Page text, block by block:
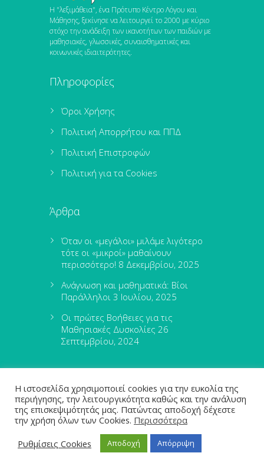
Η "λεξιμάθεια", ένα Πρότυπο Κέντρο Λόγου και
Μάθησης, ξεκίνησε να λειτουργεί το 2000 με κύριο
στόχο την ανάδειξη των ικανοτήτων των παιδιών με
μαθησιακές, γλωσσικές, συναισθηματικές και
κοινωνικές ιδιαιτερότητες.
Πληροφορίες
Όροι Χρήσης
Πολιτική Απορρήτου και ΠΠΔ
Πολιτική Επιστροφών
Πολιτική για τα Cookies
Άρθρα
Όταν οι «μεγάλοι» μιλάμε λιγότερο
τότε οι «μικροί» μαθαίνουν
περισσότερο! 8 Δεκεμβρίου, 2025
Ανάγνωση και μαθηματικά: Βίοι
Παράλληλοι 3 Ιουλίου, 2025
Οι πρώτες Βοήθειες για τις
Μαθησιακές Δυσκολίες 26
Σεπτεμβρίου, 2024
leximathia.gr © 2024
Η ιστοσελίδα χρησιμοποιεί cookies για την ευκολία της
περιήγησης, την λειτουργικότητα καθώς και την ανάλυση
της επισκεψιμότητάς μας. Πατώντας αποδοχή δέχεστε
την χρήση όλων των Cookies. Περισσότερα
Ρυθμίσεις Cookies
Αποδοχή Απόρριψη